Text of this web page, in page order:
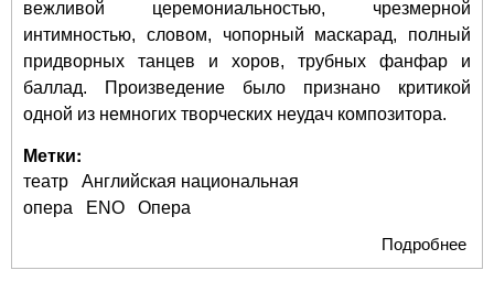
вежливой церемониальностью, чрезмерной
интимностью, словом, чопорный маскарад, полный
придворных танцев и хоров, трубных фанфар и
баллад. Произведение было признано критикой
одной из немногих творческих неудач композитора.
Метки:
театр
Английская национальная
опера
ENO
Опера
Подробнее